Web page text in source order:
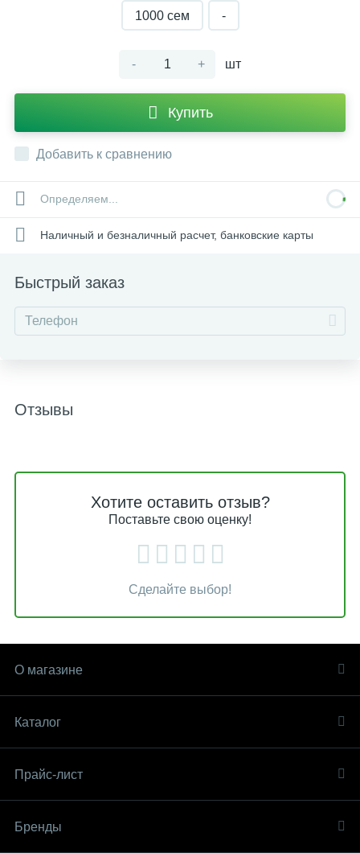
1000 cем -
- + шт
Купить
Добавить к сравнению
Определяем...
Наличный и безналичный расчет, банковские карты
Быстрый заказ
Отзывы
Хотите оставить отзыв?
Поставьте свою оценку!
Сделайте выбор!
О магазине
Каталог
Прайс-лист
Бренды